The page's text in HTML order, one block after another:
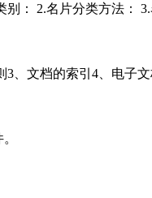
： 2.名片分类方法： 3.
3、文档的索引4、电子